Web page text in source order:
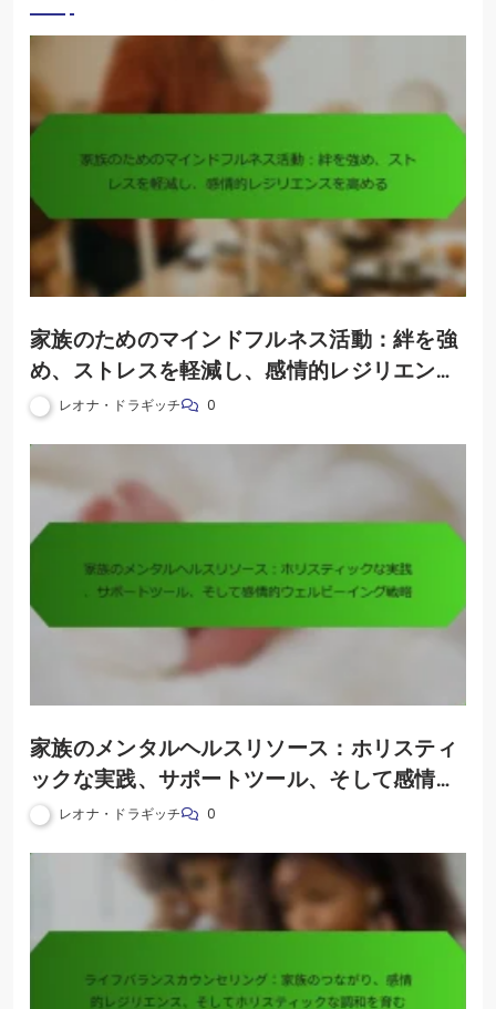
家族のためのマインドフルネス活動：絆を強
め、ストレスを軽減し、感情的レジリエンス
を高める
レオナ・ドラギッチ 0
家族のメンタルヘルスリソース：ホリスティ
ックな実践、サポートツール、そして感情的
ウェルビーイング戦略
レオナ・ドラギッチ 0